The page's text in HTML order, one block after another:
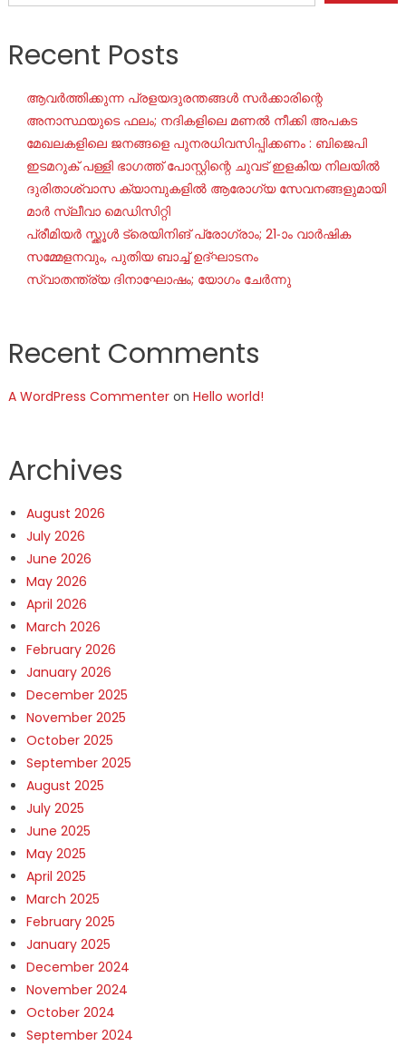
Recent Posts
ആവർത്തിക്കുന്ന പ്രളയദുരന്തങ്ങൾ സർക്കാരിന്റെ
അനാസ്ഥയുടെ ഫലം; നദികളിലെ മണൽ നീക്കി അപകട
മേഖലകളിലെ ജനങ്ങളെ പുനരധിവസിപ്പിക്കണം : ബിജെപി
ഇടമറുക് പള്ളി ഭാഗത്ത്‌ പോസ്റ്റിന്റെ ചുവട് ഇളകിയ നിലയിൽ
ദുരിതാശ്വാസ ക്യാമ്പുകളിൽ ആരോഗ്യ സേവനങ്ങളുമായി
മാർ സ്ലീവാ മെഡിസിറ്റി
പ്രീമിയർ സ്ക്കൂൾ ട്രെയിനിങ് പ്രോഗ്രാം; 21-ാം വാർഷിക
സമ്മേളനവും, പുതിയ ബാച്ച് ഉദ്ഘാടനം
സ്വാതന്ത്ര്യ ദിനാഘോഷം; യോഗം ചേർന്നു
Recent Comments
A WordPress Commenteron Hello world!
Archives
August 2026
July 2026
June 2026
May 2026
April 2026
March 2026
February 2026
January 2026
December 2025
November 2025
October 2025
September 2025
August 2025
July 2025
June 2025
May 2025
April 2025
March 2025
February 2025
January 2025
December 2024
November 2024
October 2024
September 2024